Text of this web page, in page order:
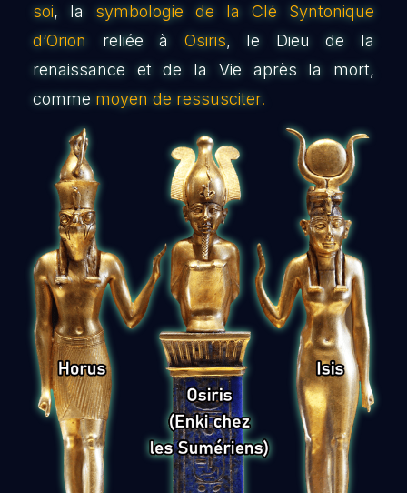
soi, la symbologie de la Clé Syntonique
d‘Orion reliée à Osiris, le Dieu de la
renaissance et de la Vie après la mort,
comme moyen de ressusciter.